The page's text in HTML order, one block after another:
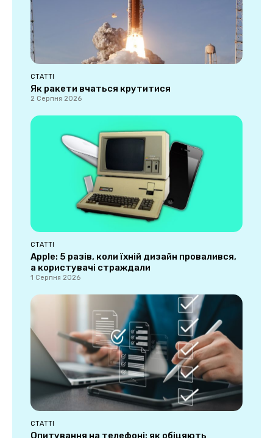
СТАТТІ
Як ракети вчаться крутитися
2 Серпня 2026
СТАТТІ
Apple: 5 разів, коли їхній дизайн провалився,
а користувачі страждали
1 Серпня 2026
СТАТТІ
Опитування на телефоні: як обіцяють